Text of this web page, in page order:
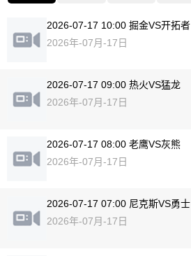
2026-07-17 10:00 掘金VS开拓者
2026年-07月-17日
2026-07-17 09:00 热火VS猛龙
2026年-07月-17日
2026-07-17 08:00 老鹰VS灰熊
2026年-07月-17日
2026-07-17 07:00 尼克斯VS勇士
2026年-07月-17日